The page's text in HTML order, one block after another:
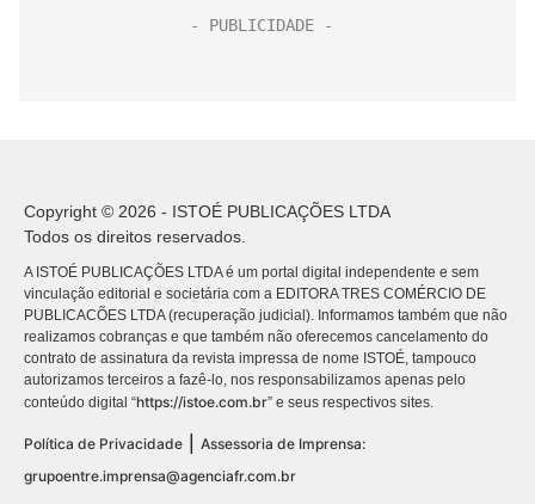
Copyright © 2026 - ISTOÉ PUBLICAÇÕES LTDA
Todos os direitos reservados.
A ISTOÉ PUBLICAÇÕES LTDA é um portal digital independente e sem
vinculação editorial e societária com a EDITORA TRES COMÉRCIO DE
PUBLICACÕES LTDA (recuperação judicial). Informamos também que não
realizamos cobranças e que também não oferecemos cancelamento do
contrato de assinatura da revista impressa de nome ISTOÉ, tampouco
autorizamos terceiros a fazê-lo, nos responsabilizamos apenas pelo
conteúdo digital “https://istoe.com.br” e seus respectivos sites.
Política de Privacidade
Assessoria de Imprensa:
grupoentre.imprensa@agenciafr.com.br